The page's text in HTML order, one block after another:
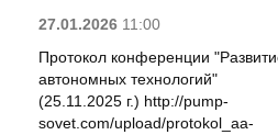
27.01.2026 11:00
Протокол конференции
автономных технологий"
(25.11.2025 г.) http://pump-
sovet.com/upload/protokol_aa-